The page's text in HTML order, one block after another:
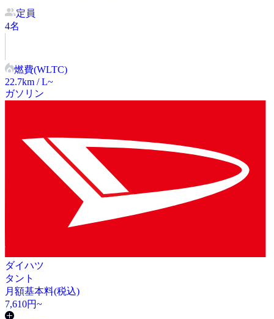
定員
4名
燃費(WLTC)
22.7km / L~
ガソリン
ダイハツ
タント
月額基本料(税込)
7,610円~